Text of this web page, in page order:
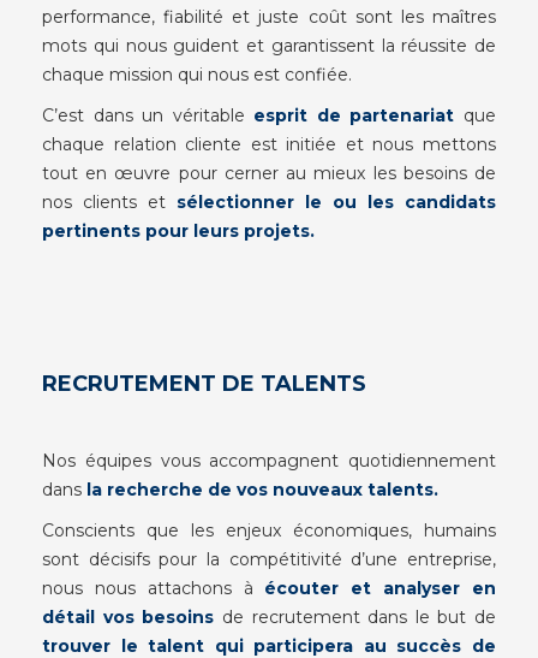
performance, fiabilité et juste coût sont les maîtres
mots qui nous guident et garantissent la réussite de
chaque mission qui nous est confiée.
C’est dans un véritable esprit de partenariat que
chaque relation cliente est initiée et nous mettons
tout en œuvre pour cerner au mieux les besoins de
nos clients et sélectionner le ou les candidats
pertinents pour leurs projets.
RECRUTEMENT DE TALENTS
Nos équipes vous accompagnent quotidiennement
dans la recherche de vos nouveaux talents.
Conscients que les enjeux économiques, humains
sont décisifs pour la compétitivité d’une entreprise,
nous nous attachons à écouter et analyser en
détail vos besoins de recrutement dans le but de
trouver le talent qui participera au succès de